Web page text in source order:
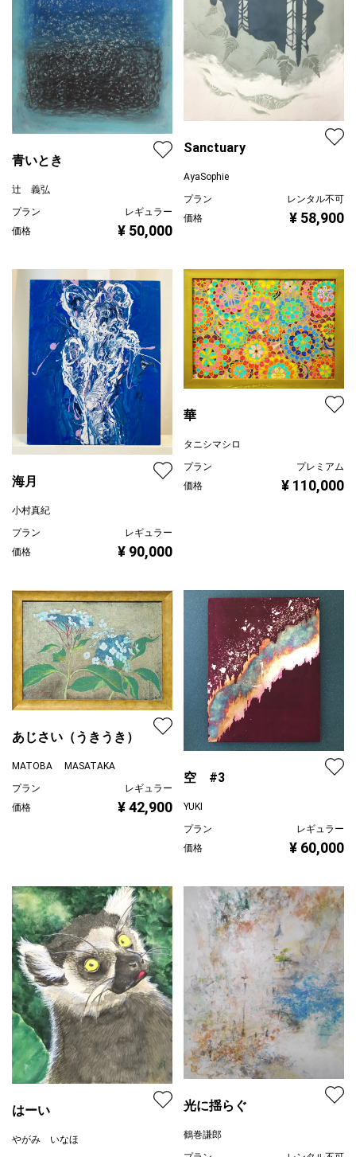
青いとき
辻 義弘
プラン
レギュラー
価格
¥ 50,000
Sanctuary
AyaSophie
プラン
レンタル不可
価格
¥ 58,900
海月
小村真紀
プラン
レギュラー
価格
¥ 90,000
華
タニシマシロ
プラン
プレミアム
価格
¥ 110,000
あじさい（うきうき）
MATOBA MASATAKA
プラン
レギュラー
価格
¥ 42,900
空 #3
YUKI
プラン
レギュラー
価格
¥ 60,000
はーい
やがみ いなほ
光に揺らぐ
鶴巻謙郎